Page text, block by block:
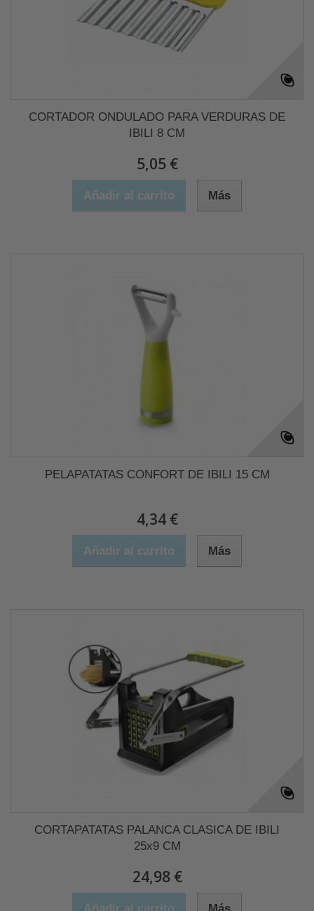
CORTADOR ONDULADO PARA VERDURAS DE
IBILI 8 CM
5,05 €
Añadir al carrito Más
PELAPATATAS CONFORT DE IBILI 15 CM
4,34 €
Añadir al carrito Más
CORTAPATATAS PALANCA CLASICA DE IBILI
25x9 CM
24,98 €